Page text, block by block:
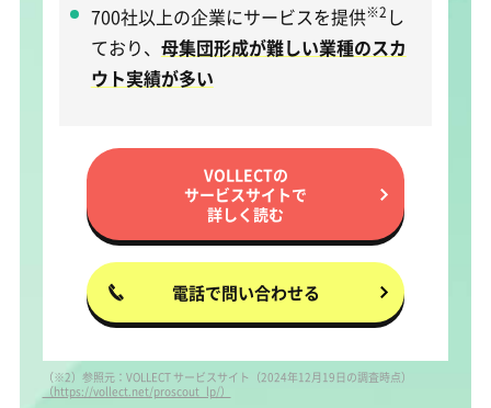
700社以上の企業にサービスを提供※2 し
ており、 母集団形成が難しい業種のスカ
ウト実績が多い
VOLLECTの
サービスサイトで
詳しく読む
電話で問い合わせる
（※2）参照元：VOLLECT サービスサイト（2024年12月19日の調査時点）
（https://vollect.net/proscout_lp/）